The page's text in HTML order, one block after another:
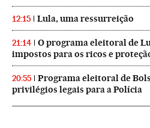
12:15 Lula, uma ressurreição
21:14
O programa eleitoral de
impostos para os ricos e
20:55
Programa eleitoral de
privilégios legais para a Polícia